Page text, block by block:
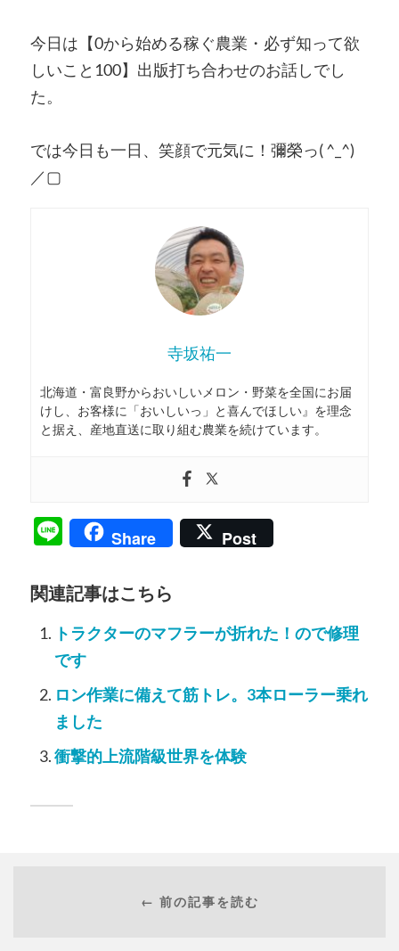
今日は【0から始める稼ぐ農業・必ず知って欲
しいこと100】出版打ち合わせのお話しでし
た。
では今日も一日、笑顔で元気に！彌榮っ( ^_^)
／▢
寺坂祐一
北海道・富良野からおいしいメロン・野菜を全国にお届
けし、お客様に「おいしいっ」と喜んでほしい』を理念
と据え、産地直送に取り組む農業を続けています。
LineShare Post
関連記事はこちら
トラクターのマフラーが折れた！ので修理
です
ロン作業に備えて筋トレ。3本ローラー乗れ
ました
衝撃的上流階級世界を体験
← 前の記事を読む